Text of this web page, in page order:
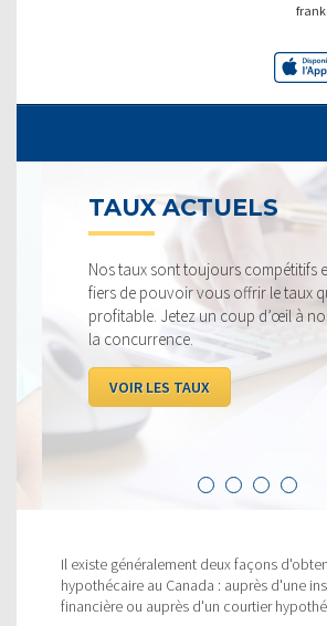
TAUX ACTUELS
Nos taux sont toujours compétitifs et
fiers de pouvoir vous offrir le taux qui
profitable. Jetez un coup d’œil à nos
la concurrence.
VOIR LES TAUX
Il existe généralement deux façons
hypothécaire au Canada : auprès d'une
financière ou auprès d'un courtier